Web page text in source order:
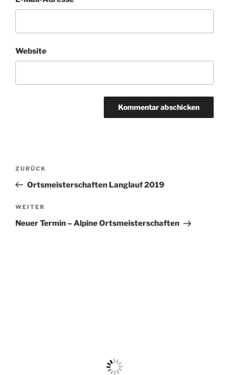
Website
Beitragsnavigation
Vorheriger
Beitrag
ZURÜCK
Ortsmeisterschaften Langlauf 2019
Nächster
Beitrag
WEITER
Neuer Termin – Alpine Ortsmeisterschaften